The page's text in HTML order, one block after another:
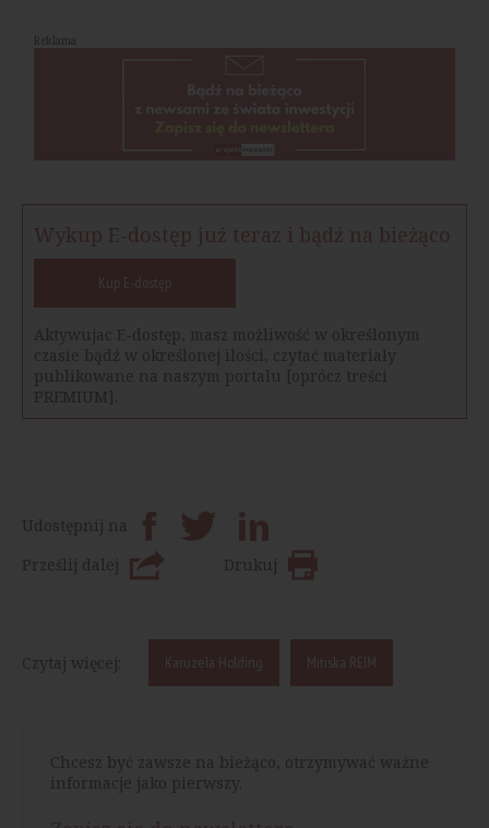
Reklama
Wykup E-dostęp już teraz i bądź na bieżąco
Kup E-dostęp
Aktywujac E-dostęp, masz możliwość w określonym
czasie bądź w określonej ilości, czytać materiały
publikowane na naszym portalu [oprócz treści
PREMIUM].
Udostępnij na
Prześlij dalej
Drukuj
Czytaj więcej: Karuzela Holding Mitiska REIM
Chcesz być zawsze na bieżąco, otrzymywać ważne
informacje jako pierwszy.